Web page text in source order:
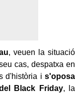
, veuen la situació
cas, despatxa en
d'història i s'oposa
Black Friday, la